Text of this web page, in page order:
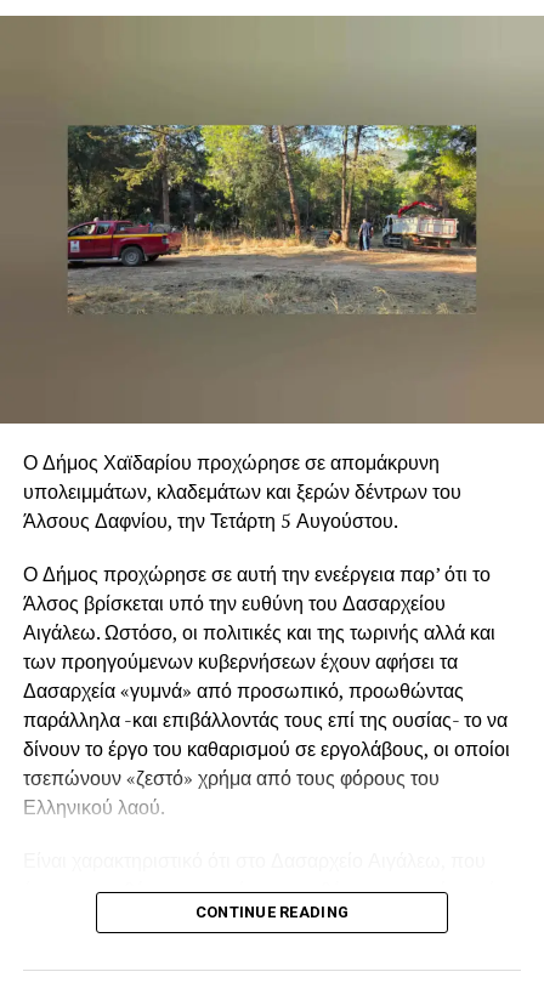
Ο Δήμος Χαϊδαρίου προχώρησε σε απομάκρυνη
υπολειμμάτων, κλαδεμάτων και ξερών δέντρων του
Άλσους Δαφνίου, την Τετάρτη 5 Αυγούστου.
Ο Δήμος προχώρησε σε αυτή την ενεέργεια παρ’ ότι το
Άλσος βρίσκεται υπό την ευθύνη του Δασαρχείου
Αιγάλεω. Ωστόσο, οι πολιτικές και της τωρινής αλλά και
των προηγούμενων κυβερνήσεων έχουν αφήσει τα
Δασαρχεία «γυμνά» από προσωπικό, προωθώντας
παράλληλα -και επιβάλλοντάς τους επί της ουσίας- το να
δίνουν το έργο του καθαρισμού σε εργολάβους, οι οποίοι
τσεπώνουν «ζεστό» χρήμα από τους φόρους του
Ελληνικού λαού.
έχει στην ευθύνη του μια έκταση ευθύνης που φτάνει μέχρι
το Πόρτο Γερμενό, δεν υπάρχει ούτε ένας μόνιμος
Δασαρχείο μόνιμο προσωπικό για το Άλσος Δαφνίου,
CONTINUE READING